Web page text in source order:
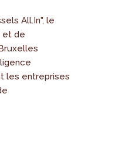
All.In", le
et de
les entreprises